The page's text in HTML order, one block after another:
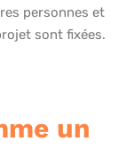
personnes et
sont fixées.
un